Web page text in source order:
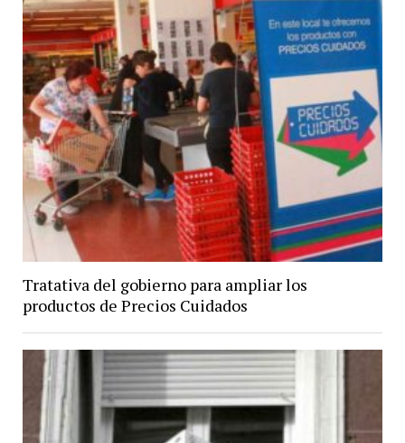
Tratativa del gobierno para ampliar los
productos de Precios Cuidados